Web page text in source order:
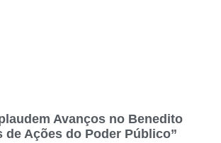
Avanços no Benedito
de Ações do Poder Público”